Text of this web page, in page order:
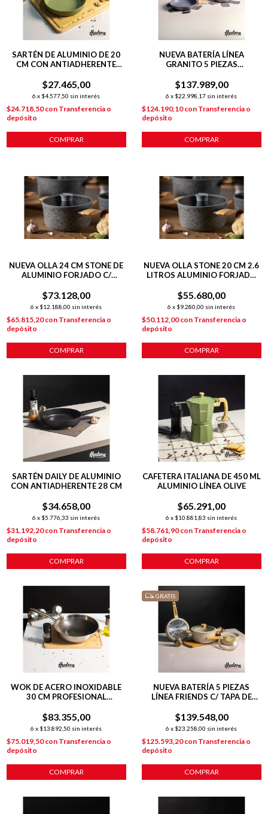
SARTÉN DE ALUMINIO DE 20
CM CON ANTIADHERENTE
$27.465,00
6 x $4.577,50 sin interés
$24.718,50con Transferencia o
depósito
COMPRAR
NUEVA BATERÍA LÍNEA
GRANITO 5 PIEZAS
$137.989,00
6 x $22.998,17 sin interés
$124.190,10con Transferencia o
depósito
COMPRAR
NUEVA OLLA 24 CM STONE DE
ALUMINIO FORJADO C/
INDUCCIÓN
$73.128,00
6 x $12.188,00 sin interés
$65.815,20con Transferencia o
depósito
COMPRAR
NUEVA OLLA STONE 20 CM 2.6
LITROS ALUMINIO FORJADO
LITROS
$55.680,00
6 x $9.280,00 sin interés
$50.112,00con Transferencia o
depósito
COMPRAR
SARTÉN DAILY DE ALUMINIO
CON ANTIADHERENTE 28 CM
$34.658,00
6 x $5.776,33 sin interés
$31.192,20con Transferencia o
depósito
COMPRAR
CAFETERA ITALIANA DE 450 ML
ALUMINIO LÍNEA OLIVE
$65.291,00
6 x $10.881,83 sin interés
$58.761,90con Transferencia o
depósito
COMPRAR
WOK DE ACERO INOXIDABLE
30 CM PROFESIONAL
$83.355,00
6 x $13.892,50 sin interés
$75.019,50con Transferencia o
depósito
COMPRAR
GRATIS
NUEVA BATERÍA 5 PIEZAS
LÍNEA FRIENDS C/ TAPA DE
$139.548,00
6 x $23.258,00 sin interés
$125.593,20con Transferencia o
depósito